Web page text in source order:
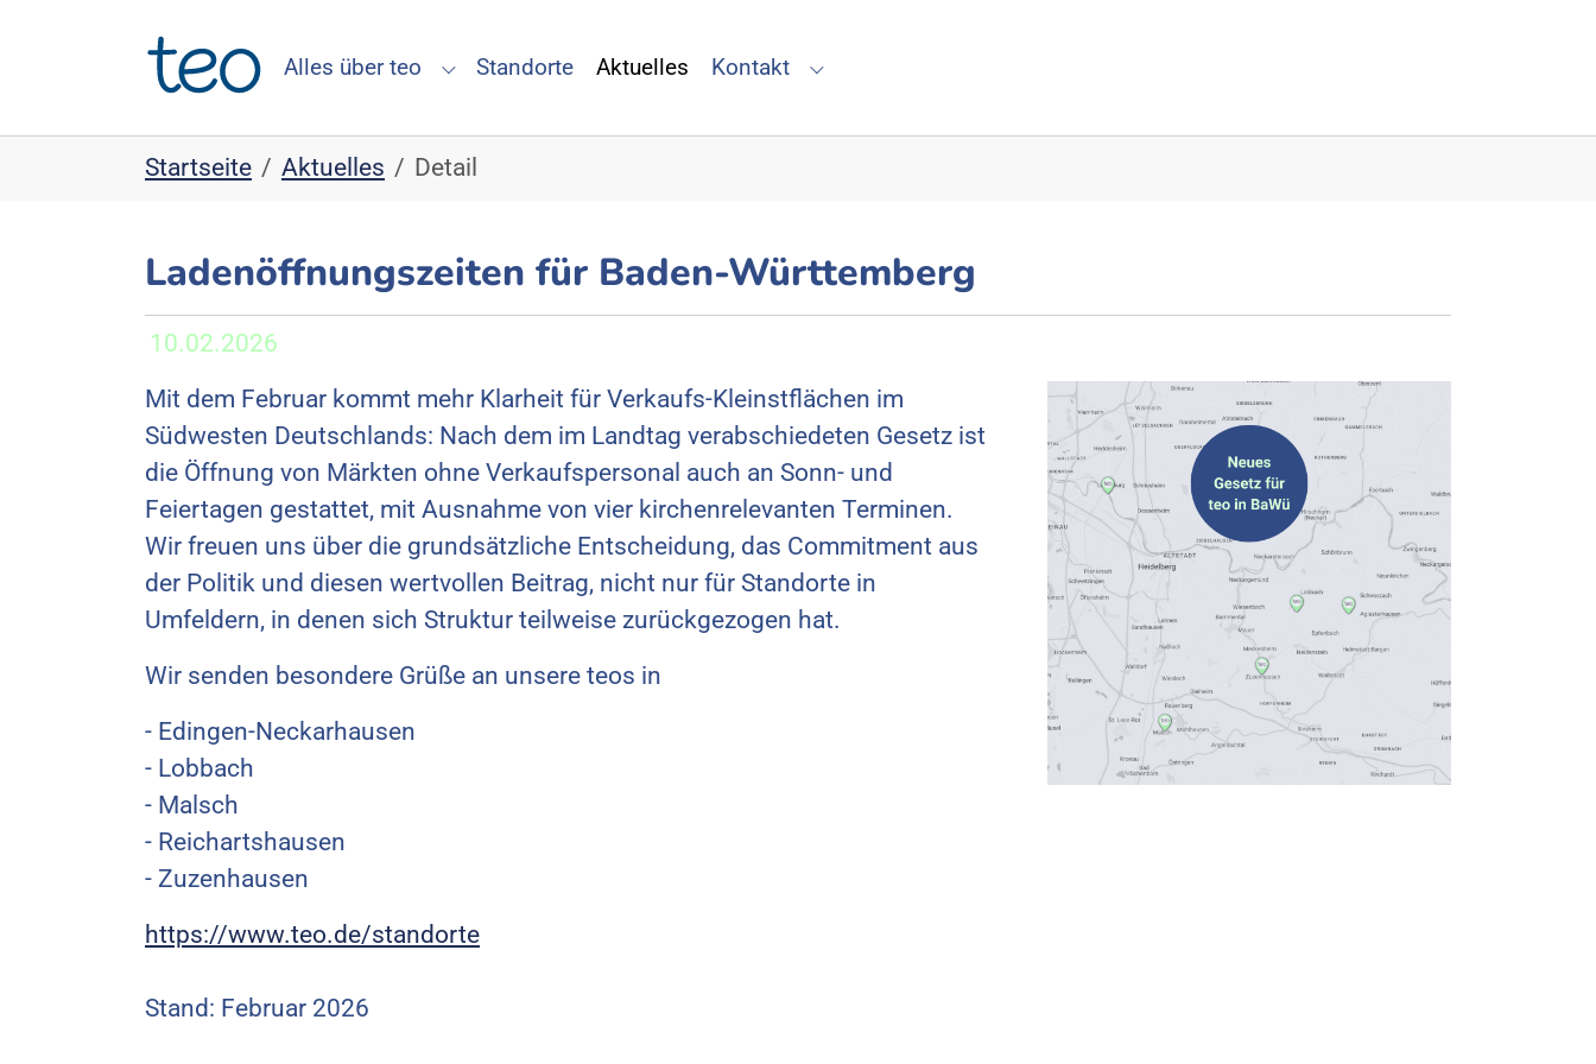
Alles über teo
Submenu for "Alles über teo"
Standorte Aktuelles Kontakt
Submenu for "Kontakt"
You are here:
Startseite Aktuelles Detail
Ladenöffnungszeiten für Baden-Württemberg
10.02.2026
Mit dem Februar kommt mehr Klarheit für Verkaufs-Kleinstflächen im
Südwesten Deutschlands: Nach dem im Landtag verabschiedeten Gesetz ist
die Öffnung von Märkten ohne Verkaufspersonal auch an Sonn- und
Feiertagen gestattet, mit Ausnahme von vier kirchenrelevanten Terminen.
Wir freuen uns über die grundsätzliche Entscheidung, das Commitment aus
der Politik und diesen wertvollen Beitrag, nicht nur für Standorte in
Umfeldern, in denen sich Struktur teilweise zurückgezogen hat.
Wir senden besondere Grüße an unsere teos in
- Edingen-Neckarhausen
- Lobbach
- Malsch
- Reichartshausen
- Zuzenhausen
https://www.teo.de/standorte
Stand: Februar 2026